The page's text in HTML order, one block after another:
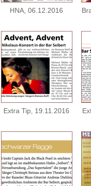
HNA, 06.12.2016
Extra Tip, 19.11.2016